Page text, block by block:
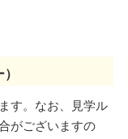
す。なお、見学ル
がございますの